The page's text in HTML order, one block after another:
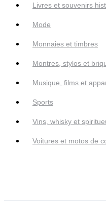
Livres et souvenirs
Mode
Monnaies et timbres
Montres, stylos et
Musique, films et
Sports
Vins, whisky et
Voitures et motos de